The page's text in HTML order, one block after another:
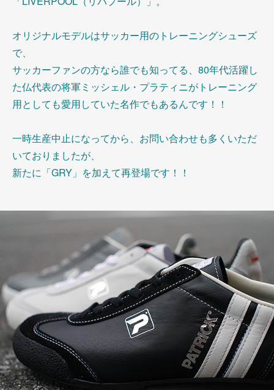
オリジナルモデルはサッカー用のトレーニングシューズ
で、
サッカーファンの方なら誰でも知ってる、80年代活躍し
た仏代表の将軍ミッシェル・プラティニがトレーニング
用としても愛用していた名作でもあるんです！！
一時生産中止になってから、お問い合わせも多くいただ
いておりましたが、
新たに「GRY」を加えて再登場です！！